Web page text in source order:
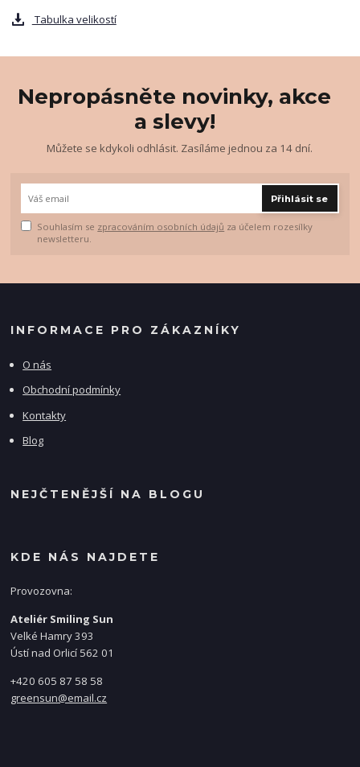
Tabulka velikostí
Nepropásněte novinky, akce
a slevy!
Můžete se kdykoli odhlásit. Zasíláme jednou za 14 dní.
Přihlásit se
Souhlasím se zpracováním osobních údajů za účelem rozesílky
newsletteru.
INFORMACE PRO ZÁKAZNÍKY
O nás
Obchodní podmínky
Kontakty
Blog
NEJČTENĚJŠÍ NA BLOGU
KDE NÁS NAJDETE
Provozovna:
Ateliér Smiling Sun
Velké Hamry 393
Ústí nad Orlicí 562 01
+420 605 87 58 58
greensun@email.cz